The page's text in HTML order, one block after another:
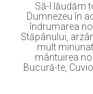
Interviuri
Puncte de Vedere
Să-l lăudăm
Dumnezeu în
îndrumarea
Stăpânului,
mult
mântuirea
Bucură-te,